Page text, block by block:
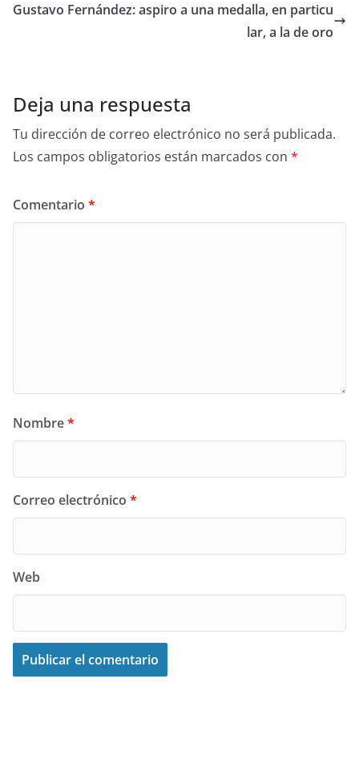
Gustavo Fernández: aspiro a una medalla, en particu
lar, a la de oro
Deja una respuesta
Tu dirección de correo electrónico no será publicada.
Los campos obligatorios están marcados con *
Comentario *
Nombre*
Correo electrónico *
Web